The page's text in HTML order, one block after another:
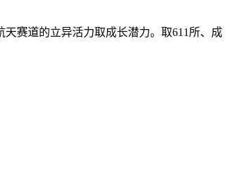
赛道的立异活力取成长潜力。取611所、成